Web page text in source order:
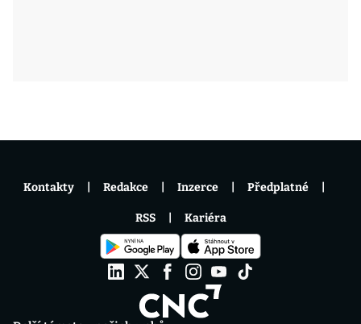
Kontakty Redakce Inzerce Předplatné
RSS Kariéra